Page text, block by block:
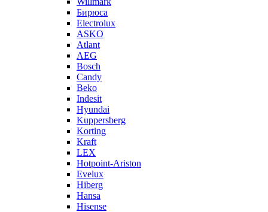
Бирюса
Electrolux
ASKO
Atlant
AEG
Bosch
Candy
Beko
Indesit
Hyundai
Kuppersberg
Korting
Kraft
LEX
Hotpoint-Ariston
Evelux
Hiberg
Hansa
Hisense